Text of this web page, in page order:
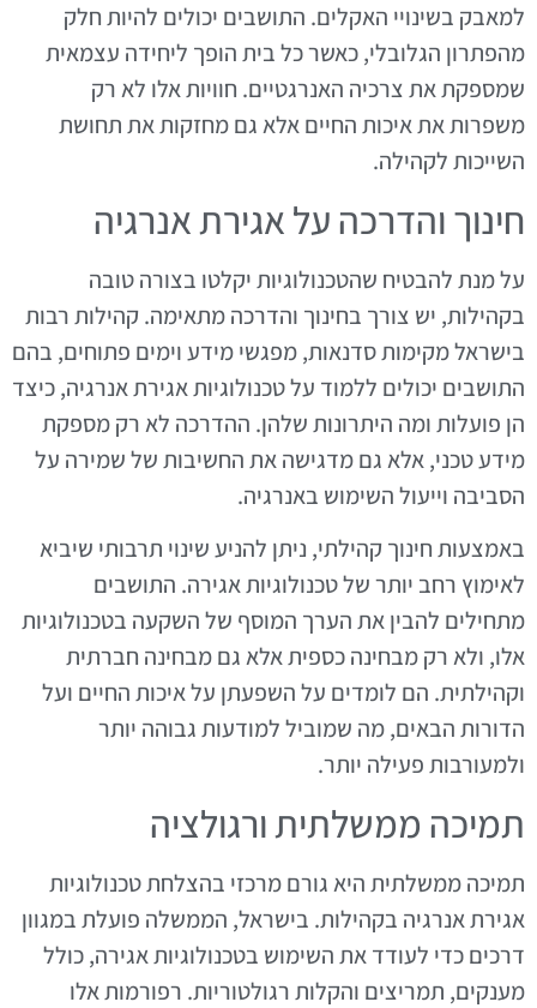
למאבק בשינויי האקלים. התושבים יכולים להיות חלק
מהפתרון הגלובלי, כאשר כל בית הופך ליחידה עצמאית
שמספקת את צרכיה האנרגטיים. חוויות אלו לא רק
משפרות את איכות החיים אלא גם מחזקות את תחושת
השייכות לקהילה.
חינוך והדרכה על אגירת אנרגיה
על מנת להבטיח שהטכנולוגיות יקלטו בצורה טובה
בקהילות, יש צורך בחינוך והדרכה מתאימה. קהילות רבות
בישראל מקימות סדנאות, מפגשי מידע וימים פתוחים, בהם
התושבים יכולים ללמוד על טכנולוגיות אגירת אנרגיה, כיצד
הן פועלות ומה היתרונות שלהן. ההדרכה לא רק מספקת
מידע טכני, אלא גם מדגישה את החשיבות של שמירה על
הסביבה וייעול השימוש באנרגיה.
באמצעות חינוך קהילתי, ניתן להניע שינוי תרבותי שיביא
לאימוץ רחב יותר של טכנולוגיות אגירה. התושבים
מתחילים להבין את הערך המוסף של השקעה בטכנולוגיות
אלו, ולא רק מבחינה כספית אלא גם מבחינה חברתית
וקהילתית. הם לומדים על השפעתן על איכות החיים ועל
הדורות הבאים, מה שמוביל למודעות גבוהה יותר
ולמעורבות פעילה יותר.
תמיכה ממשלתית ורגולציה
תמיכה ממשלתית היא גורם מרכזי בהצלחת טכנולוגיות
אגירת אנרגיה בקהילות. בישראל, הממשלה פועלת במגוון
דרכים כדי לעודד את השימוש בטכנולוגיות אגירה, כולל
מענקים, תמריצים והקלות רגולטוריות. רפורמות אלו